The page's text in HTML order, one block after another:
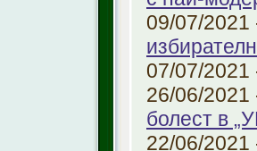
09/07/2021
07/07/2021
26/06/2021
болест в
22/06/2021